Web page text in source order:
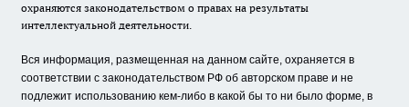
охраняются законодательством о правах на результаты
интеллектуальной деятельности.
Вся информация, размещенная на данном сайте, охраняется в
соответствии с законодательством РФ об авторском праве и не
подлежит использованию кем-либо в какой бы то ни было форме, в